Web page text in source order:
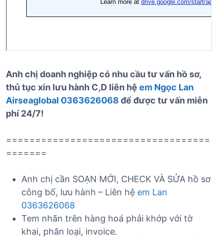
Anh chị doanh nghiệp có nhu cầu tư vấn hồ sơ,
thủ tục xin lưu hành C,D liên hệ em Ngọc Lan
Airseaglobal 0363626068 để được tư vấn miễn
phí 24/7!
===================================
=======
Anh chị cần SOẠN MỚI, CHECK VÀ SỬA hồ sơ
công bố, lưu hành – Liên hệ em Lan
0363626068
Tem nhãn trên hàng hoá phải khớp với tờ
khai, phân loại, invoice.